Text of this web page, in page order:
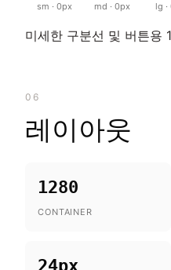
sm · 0px md · 0px lg
미세한 구분선 및 버튼용
06
레이아웃
1280
CONTAINER
24px